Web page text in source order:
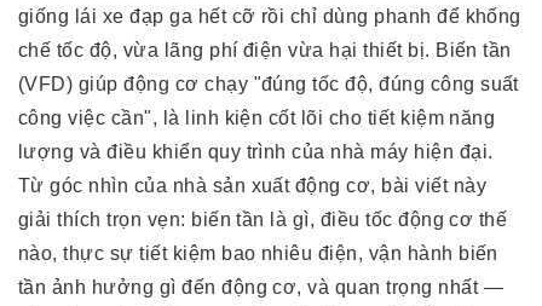
giống lái xe đạp ga hết cỡ rồi chỉ dùng phanh để khống
chế tốc độ, vừa lãng phí điện vừa hại thiết bị. Biến tần
(VFD) giúp động cơ chạy "đúng tốc độ, đúng công suất
công việc cần", là linh kiện cốt lõi cho tiết kiệm năng
lượng và điều khiển quy trình của nhà máy hiện đại.
Từ góc nhìn của nhà sản xuất động cơ, bài viết này
giải thích trọn vẹn: biến tần là gì, điều tốc động cơ thế
nào, thực sự tiết kiệm bao nhiêu điện, vận hành biến
tần ảnh hưởng gì đến động cơ, và quan trọng nhất —